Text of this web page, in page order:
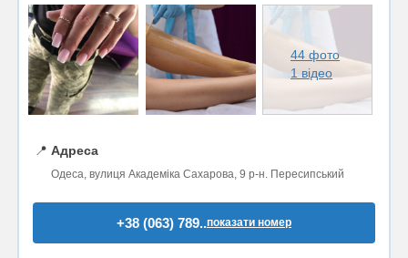
44 фото
1 відео
📍 Адреса
Одеса, вулиця Академіка Сахарова, 9 р-н. Пересипський
+38 (063) 789..показати номер